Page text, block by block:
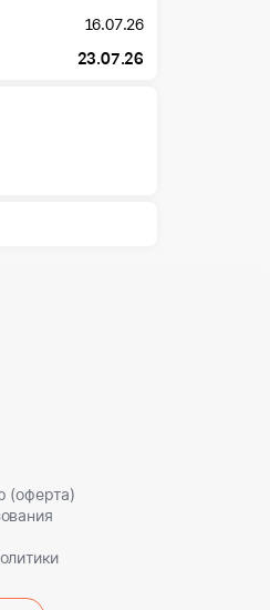
16.07.26
23.07.26
(оферта)